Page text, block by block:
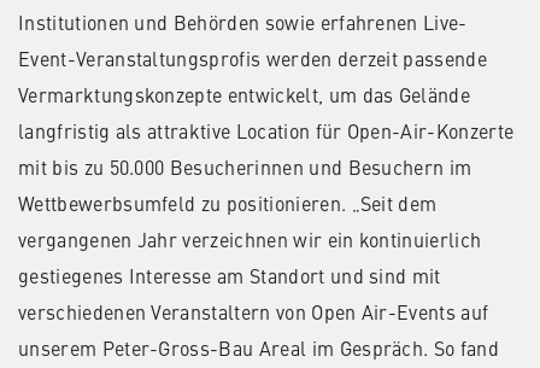
Institutionen und Behörden sowie erfahrenen Live-
Event-Veranstaltungsprofis werden derzeit passende
Vermarktungskonzepte entwickelt, um das Gelände
langfristig als attraktive Location für Open-Air-Konzerte
mit bis zu 50.000 Besucherinnen und Besuchern im
Wettbewerbsumfeld zu positionieren. „Seit dem
vergangenen Jahr verzeichnen wir ein kontinuierlich
gestiegenes Interesse am Standort und sind mit
verschiedenen Veranstaltern von Open Air-Events auf
unserem Peter-Gross-Bau Areal im Gespräch. So fand